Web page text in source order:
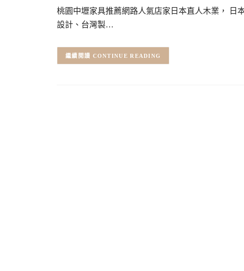
桃園中壢家具推薦網路人氣店家日本直人木業， 日
設計、台灣製…
CONTINUE READING